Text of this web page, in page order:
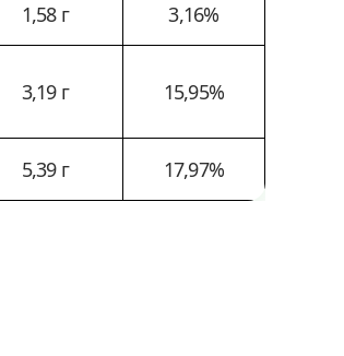
1,58 г 3,16%
3,19 г 15,95%
5,39 г 17,97%